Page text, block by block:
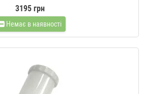
3195 грн
Немає в наявності